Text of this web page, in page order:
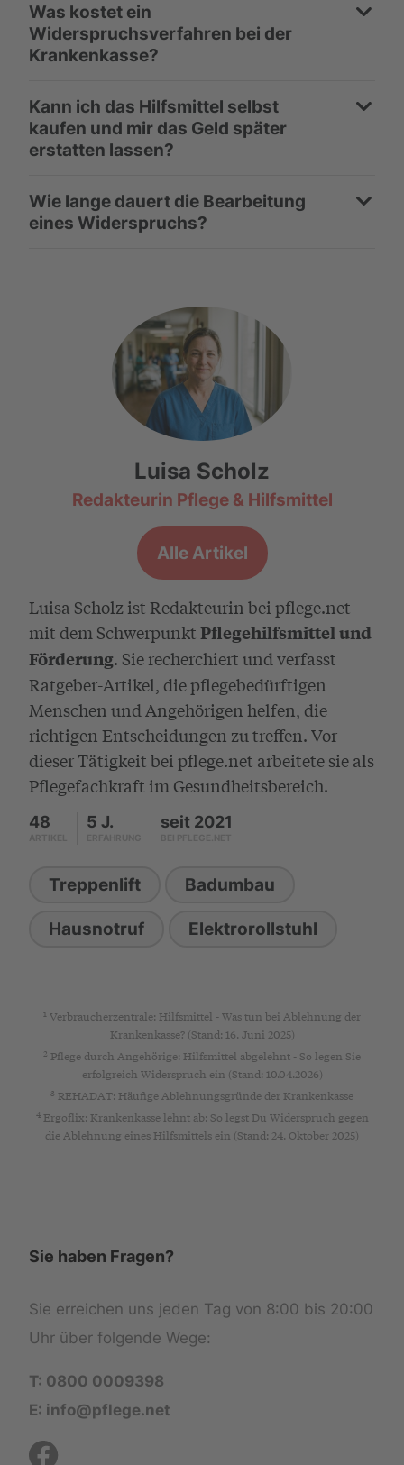
Was kostet ein
Widerspruchsverfahren bei der
Krankenkasse?
Kann ich das Hilfsmittel selbst
kaufen und mir das Geld später
erstatten lassen?
Wie lange dauert die Bearbeitung
eines Widerspruchs?
Luisa Scholz
Redakteurin Pflege & Hilfsmittel
Alle Artikel
Luisa Scholz ist Redakteurin bei pflege.net
mit dem Schwerpunkt Pflegehilfsmittel und
Förderung. Sie recherchiert und verfasst
Ratgeber-Artikel, die pflegebedürftigen
Menschen und Angehörigen helfen, die
richtigen Entscheidungen zu treffen. Vor
dieser Tätigkeit bei pflege.net arbeitete sie als
Pflegefachkraft im Gesundheitsbereich.
48 5 J. seit 2021
Treppenlift Badumbau
Hausnotruf Elektrorollstuhl
1 Verbraucherzentrale: Hilfsmittel - Was tun bei Ablehnung der
Krankenkasse? (Stand: 16. Juni 2025)
2 Pflege durch Angehörige: Hilfsmittel abgelehnt - So legen Sie
erfolgreich Widerspruch ein (Stand: 10.04.2026)
3 REHADAT: Häufige Ablehnungsgründe der Krankenkasse
4Ergoflix: Krankenkasse lehnt ab: So legst Du Widerspruch gegen
die Ablehnung eines Hilfsmittels ein (Stand: 24. Oktober 2025)
Sie haben Fragen?
Sie erreichen uns jeden Tag von 8:00 bis 20:00
Uhr über folgende Wege:
T: 0800 0009398
E: info@pflege.net